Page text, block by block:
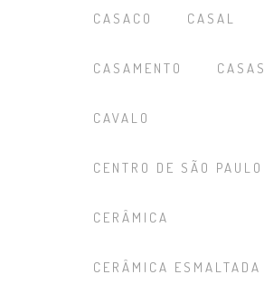
CASACO CASAL
CASAMENTO CASAS
CAVALO
CENTRO DE SÃO PAULO
CERÂMICA
CERÂMICA ESMALTADA